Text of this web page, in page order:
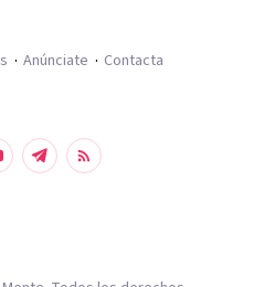
Anúnciate Contacta